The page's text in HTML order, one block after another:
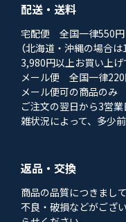
配送・送料
宅配便 全国一律550円
（北海道・沖縄の場合は
3,980円以上お買い上
メール便 全国一律
メール便可の商品のみ
ご注文の翌日から3営
雑状況によって、多少
返品・交換
商品の品質につきまし
不良・破損などがござ